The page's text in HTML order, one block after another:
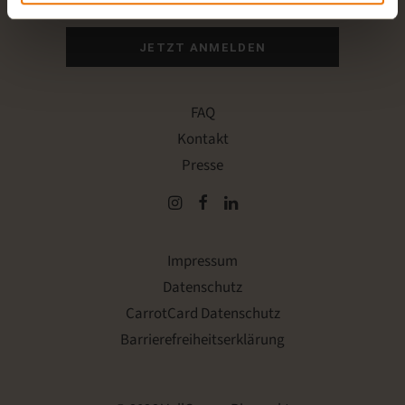
FAQ
Kontakt
Presse
JETZT ANMELDEN
Impressum
Datenschutz
CarrotCard Datenschutz
Barrierefreiheitserklärung